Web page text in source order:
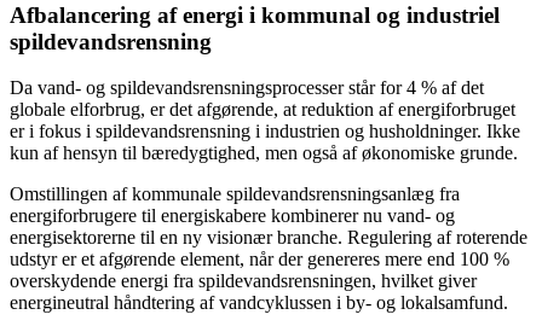
Afbalancering af energi i kommunal og industriel
spildevandsrensning
Da vand- og spildevandsrensningsprocesser står for 4 % af det
globale elforbrug, er det afgørende, at reduktion af energiforbruget
er i fokus i spildevandsrensning i industrien og husholdninger. Ikke
kun af hensyn til bæredygtighed, men også af økonomiske grunde.
Omstillingen af kommunale spildevandsrensningsanlæg fra
energiforbrugere til energiskabere kombinerer nu vand- og
energisektorerne til en ny visionær branche. Regulering af roterende
udstyr er et afgørende element, når der genereres mere end 100 %
overskydende energi fra spildevandsrensningen, hvilket giver
energineutral håndtering af vandcyklussen i by- og lokalsamfund.